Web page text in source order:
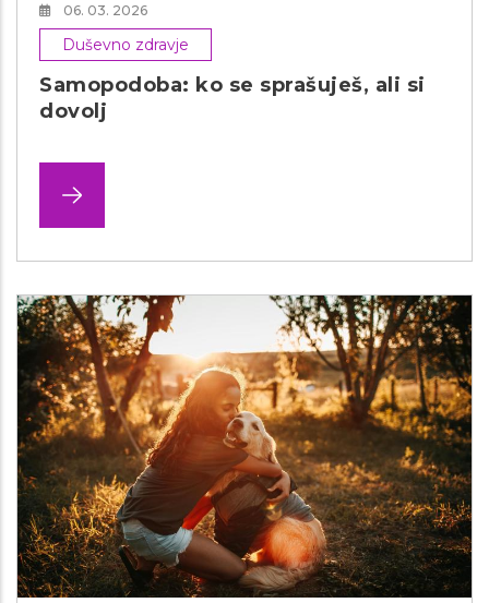
06. 03. 2026
Duševno zdravje
Samopodoba: ko se sprašuješ, ali si
dovolj